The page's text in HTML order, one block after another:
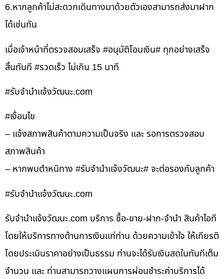
6.หากลูกค้าไม่สะดวกเดินทางมาด้วยตัวเองสามารถส่งมาฝาก
ได้เช่นกัน
เมื่อเจ้าหน้าที่ตรวจสอบเสร็จ #อนุมัติโอนเงิน# ทุกอย่างเสร็จ
สิ้นทันที #รวดเร็ว ไม่เกิน 15 นาที
#รับจํานําแจ้งวัฒนะ.com
#เงื่อนไข
– แจ้งสภาพสินค้าตามความเป็นจริง และ รอการตรวจสอบ
สภาพสินค้า
– หากพบตำหนิทาง #รับจำนำแจ้งวัฒนะ# จะต่อรองกับลูกค้า
#รับจํานําแจ้งวัฒนะ.com
รับจํานําแจ้งวัฒนะ.com บริการ ซื้อ-ขาย-ฝาก-จำนำ สินค้าไอที
โดยให้บริการทางด้านการเงินแก่ท่าน ด้วยความเข้าใจ ให้เกียรติ
โดยประเมินราคาอย่างเป็นธรรม ท่านจะได้รับเงินสดในทันทีเต็ม
จำนวน และ ท่านสามารถวางแผนการผ่อนชำระค่าบริการได้